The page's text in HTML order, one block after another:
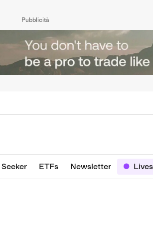
Pubblicità
Seeker ETFs Newsletter